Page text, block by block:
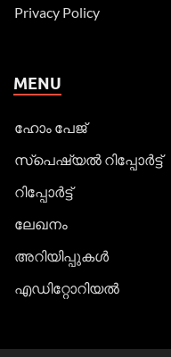
Privacy Policy
MENU
ഹോം പേജ്
സ്പെഷ്യൽ റിപ്പോര്‍ട്ട്
റിപ്പോര്‍ട്ട്
ലേഖനം
അറിയിപ്പുകള്‍
എഡിറ്റോറിയല്‍